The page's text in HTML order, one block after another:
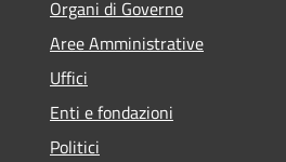
Organi di Governo
Aree Amministrative
Uffici
Enti e fondazioni
Politici